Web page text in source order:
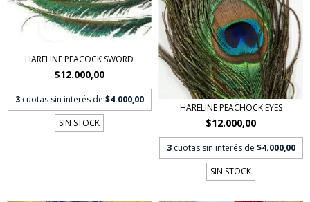
HARELINE PEACOCK SWORD
$12.000,00
3 cuotas sin interés de $4.000,00
SIN STOCK
HARELINE PEACHOCK EYES
$12.000,00
3 cuotas sin interés de $4.000,00
SIN STOCK